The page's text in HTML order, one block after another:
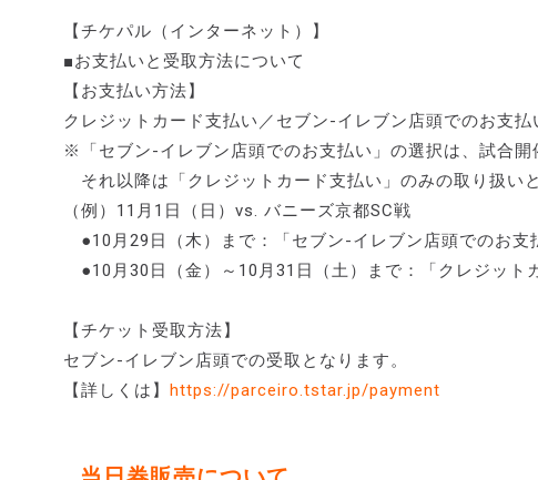
【チケパル（インターネット）】
■お支払いと受取方法について
【お支払い方法】
クレジットカード支払い／セブン-イレブン店頭でのお支払
※「セブン-イレブン店頭でのお支払い」の選択は、試合開
それ以降は「クレジットカード支払い」のみの取り扱いと
（例）11月1日（日）vs. バニーズ京都SC戦
●10月29日（木）まで：「セブン-イレブン店頭でのお支
●10月30日（金）～10月31日（土）まで：「クレジット
【チケット受取方法】
セブン-イレブン店頭での受取となります。
【詳しくは】 https://parceiro.tstar.jp/payment